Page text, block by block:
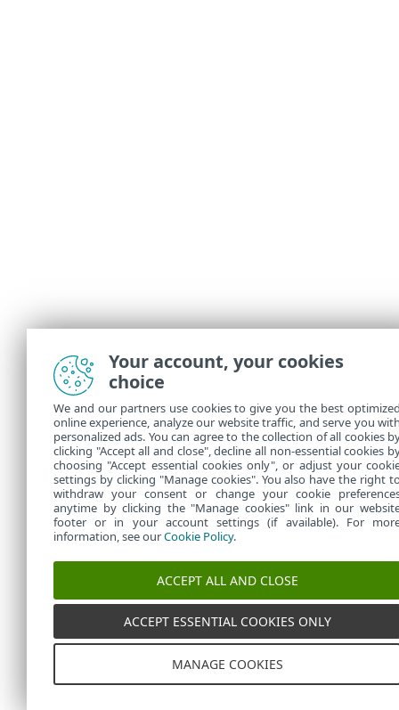
Your account, your cookies
choice
We and our partners use cookies to give you the best
online experience, analyze our website traffic, and serve you
personalized ads. You can agree to the collection of all cookies
clicking "Accept all and close", decline all non-essential cookies
choosing "Accept essential cookies only", or adjust your
settings by clicking "Manage cookies". You also have the right
withdraw your consent or change your cookie
anytime by clicking the "Manage cookies" link in our
footer or in your account settings (if available). For
information, see ourCookie Policy.
ACCEPT ALL AND CLOSE
ACCEPT ESSENTIAL COOKIES ONLY
MANAGE COOKIES